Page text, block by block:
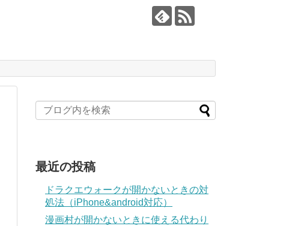
最近の投稿
ドラクエウォークが開かないときの対
処法（iPhone&android対応）
漫画村が開かないときに使える代わり